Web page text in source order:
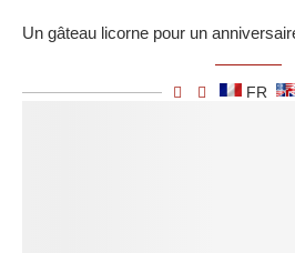
Un gâteau licorne pour un
FR